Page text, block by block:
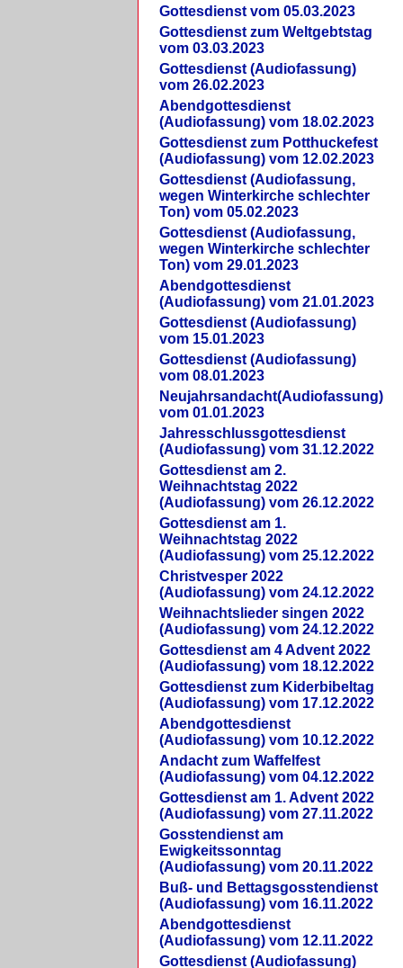
Gottesdienst vom 05.03.2023
Gottesdienst zum Weltgebtstag
vom 03.03.2023
Gottesdienst (Audiofassung)
vom 26.02.2023
Abendgottesdienst
(Audiofassung) vom 18.02.2023
Gottesdienst zum Potthuckefest
(Audiofassung) vom 12.02.2023
Gottesdienst (Audiofassung,
wegen Winterkirche schlechter
Ton) vom 05.02.2023
Gottesdienst (Audiofassung,
wegen Winterkirche schlechter
Ton) vom 29.01.2023
Abendgottesdienst
(Audiofassung) vom 21.01.2023
Gottesdienst (Audiofassung)
vom 15.01.2023
Gottesdienst (Audiofassung)
vom 08.01.2023
Neujahrsandacht(Audiofassung)
vom 01.01.2023
Jahresschlussgottesdienst
(Audiofassung) vom 31.12.2022
Gottesdienst am 2.
Weihnachtstag 2022
(Audiofassung) vom 26.12.2022
Gottesdienst am 1.
Weihnachtstag 2022
(Audiofassung) vom 25.12.2022
Christvesper 2022
(Audiofassung) vom 24.12.2022
Weihnachtslieder singen 2022
(Audiofassung) vom 24.12.2022
Gottesdienst am 4 Advent 2022
(Audiofassung) vom 18.12.2022
Gottesdienst zum Kiderbibeltag
(Audiofassung) vom 17.12.2022
Abendgottesdienst
(Audiofassung) vom 10.12.2022
Andacht zum Waffelfest
(Audiofassung) vom 04.12.2022
Gottesdienst am 1. Advent 2022
(Audiofassung) vom 27.11.2022
Gosstendienst am
Ewigkeitssonntag
(Audiofassung) vom 20.11.2022
Buß- und Bettagsgosstendienst
(Audiofassung) vom 16.11.2022
Abendgottesdienst
(Audiofassung) vom 12.11.2022
Gottesdienst (Audiofassung)